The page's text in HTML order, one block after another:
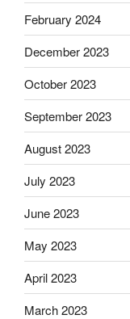
February 2024
December 2023
October 2023
September 2023
August 2023
July 2023
June 2023
May 2023
April 2023
March 2023